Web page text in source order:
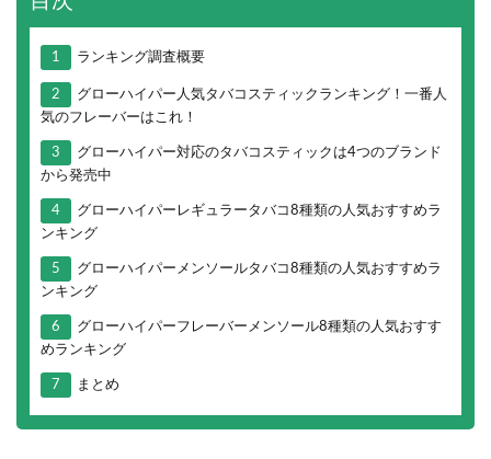
1 ランキング調査概要
2
グローハイパー人気タバコスティックランキング！一番人
気のフレーバーはこれ！
3
グローハイパー対応のタバコスティックは4つのブランド
から発売中
4
グローハイパーレギュラータバコ8種類の人気おすすめラ
ンキング
5
グローハイパーメンソールタバコ8種類の人気おすすめラ
ンキング
6
グローハイパーフレーバーメンソール8種類の人気おすす
めランキング
7 まとめ